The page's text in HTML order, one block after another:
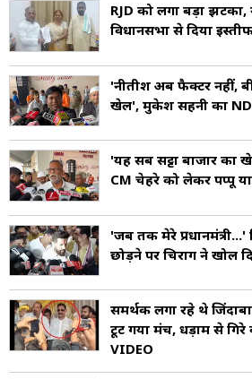
RJD को लगा बड़ा झटका,
विधानसभा से दिया
'नीतीश अब फैक्टर नहीं,
खेल', मुकेश सहनी का
'यह सब सट्टा बाजार का
CM चेहरे को लेकर पप्पू
'जब तक मेरे
छोड़ने पर चिराग ने खोल
समर्थक लगा रहे थे
टूट गया मंच, धड़ाम से
VIDEO